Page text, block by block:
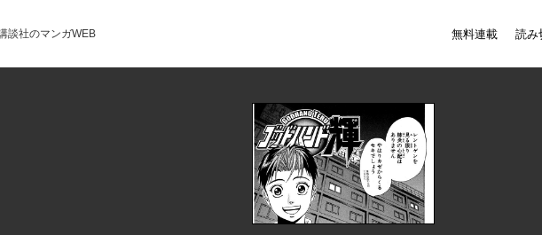
談社のマンガWEB 無料連載 読み